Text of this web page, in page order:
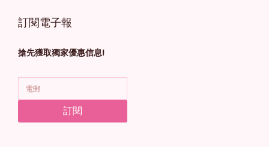
訂閱電子報
搶先獲取獨家優惠信息!
訂閱